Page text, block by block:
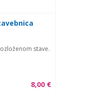
stave.
8,00 €